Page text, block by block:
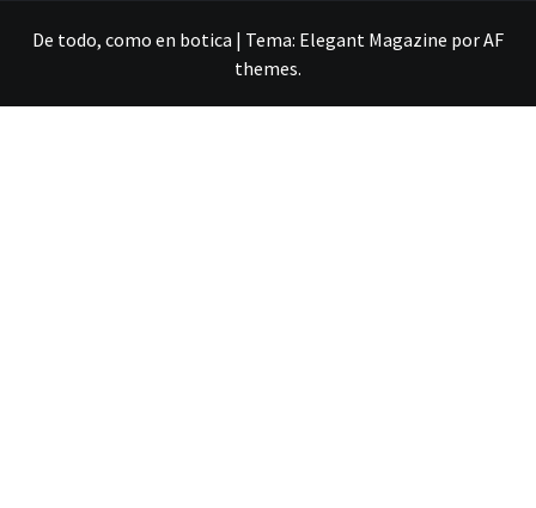
De todo, como en botica | Tema: Elegant Magazine porAF
themes.